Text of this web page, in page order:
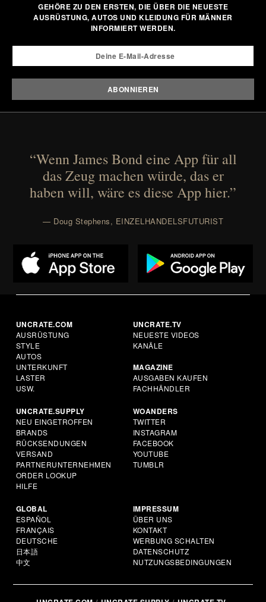
GEHÖRE ZU DEN ERSTEN, DIE ÜBER DIE NEUESTE
AUSRÜSTUNG, AUTOS UND KLEIDUNG FÜR MÄNNER
INFORMIERT WERDEN.
“Wenn James Bond eine App für all
das Zeug machen würde, das er
haben will, wäre es diese App hier.”
— Doug Stephens, EINZELHANDELSFUTURIST
UNCRATE.COM
AUSRÜSTUNG
STYLE
AUTOS
UNTERKUNFT
LASTER
USW.
UNCRATE.TV
NEUESTE VIDEOS
KANÄLE
MAGAZINE
AUSGABEN KAUFEN
FACHHÄNDLER
UNCRATE.SUPPLY
NEU EINGETROFFEN
BRANDS
RÜCKSENDUNGEN
VERSAND
PARTNERUNTERNEHMEN
ORDER LOOKUP
HILFE
WOANDERS
TWITTER
INSTAGRAM
FACEBOOK
YOUTUBE
TUMBLR
GLOBAL
ESPAÑOL
FRANÇAIS
DEUTSCHE
日本語
中文
IMPRESSUM
ÜBER UNS
KONTAKT
WERBUNG SCHALTEN
DATENSCHUTZ
NUTZUNGSBEDINGUNGEN